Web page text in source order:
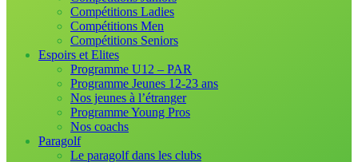
Compétitions Ladies
Compétitions Men
Compétitions Seniors
Espoirs et Elites
Programme U12 – PAR
Programme Jeunes 12-23 ans
Nos jeunes à l’étranger
Programme Young Pros
Nos coachs
Paragolf
Le paragolf dans les clubs